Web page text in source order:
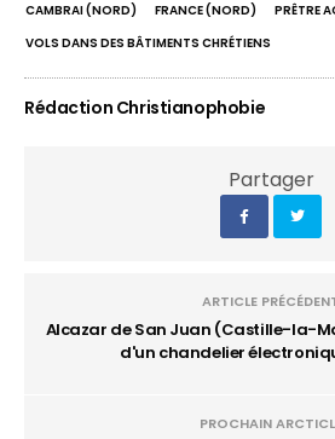
CAMBRAI (NORD)
FRANCE (NORD)
PRÊTRE
VOLS DANS DES BÂTIMENTS CHRÉTIENS
Rédaction Christianophobie
Partager
ARTICLE
Alcazar de San Juan (Castille-la-
d'un chandelier
PROCHAIN